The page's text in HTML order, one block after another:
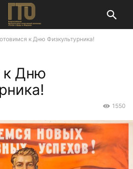
к Дню Физкультурника!
к Дню
1550